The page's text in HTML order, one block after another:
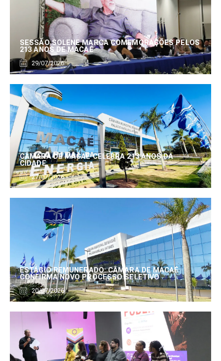
SESSÃO SOLENE MARCA COMEMORAÇÕES PELOS
213 ANOS DE MACAÉ
29/07/2026
CÂMARA DE MACAÉ CELEBRA 213 ANOS DA
CIDADE
27/07/2026
ESTÁGIO REMUNERADO: CÂMARA DE MACAÉ
CONFIRMA NOVO PROCESSO SELETIVO
20/07/2026